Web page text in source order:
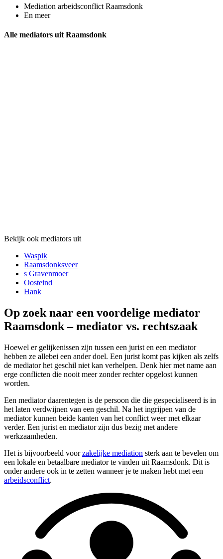
Mediation arbeidsconflict Raamsdonk
En meer
Alle mediators uit Raamsdonk
Bekijk ook mediators uit
Waspik
Raamsdonksveer
s Gravenmoer
Oosteind
Hank
Op zoek naar een voordelige mediator
Raamsdonk – mediator vs. rechtszaak
Hoewel er gelijkenissen zijn tussen een jurist en een mediator
hebben ze allebei een ander doel. Een jurist komt pas kijken als zelfs
de mediator het geschil niet kan verhelpen. Denk hier met name aan
erge conflicten die nooit meer zonder rechter opgelost kunnen
worden.
Een mediator daarentegen is de persoon die die gespecialiseerd is in
het laten verdwijnen van een geschil. Na het ingrijpen van de
mediator kunnen beide kanten van het conflict weer met elkaar
verder. Een jurist en mediator zijn dus bezig met andere
werkzaamheden.
Het is bijvoorbeeld voorzakelijke mediation sterk aan te bevelen om
een lokale en betaalbare mediator te vinden uit Raamsdonk. Dit is
onder andere ook in te zetten wanneer je te maken hebt met een
arbeidsconflict.